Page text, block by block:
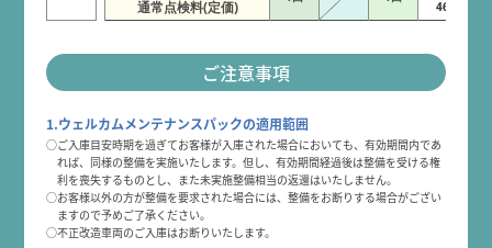
通常点検料(定価) 46,100円
ご注意事項
1.ウェルカムメンテナンスパックの適用範囲
○ご入庫目安時期を過ぎてお客様が入庫された場合においても、有効期間内であ
れば、同様の整備を実施いたします。但し、有効期間経過後は整備を受ける権
利を喪失するものとし、また未実施整備相当の返還はいたしません。
○お客様以外の方が整備を要求された場合には、整備をお断りする場合がござい
ますので予めご了承ください。
○不正改造車両のご入庫はお断りいたします。